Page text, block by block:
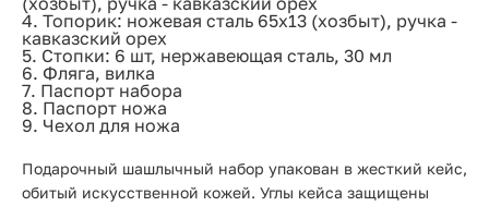
4. Топорик: ножевая сталь 65х13 (хозбыт), ручка -
кавказский орех
5. Стопки: 6 шт, нержавеющая сталь, 30 мл
6. Фляга, вилка
7. Паспорт набора
8. Паспорт ножа
9. Чехол для ножа
Подарочный шашлычный набор упакован в жесткий кейс,
обитый искусственной кожей. Углы кейса защищены